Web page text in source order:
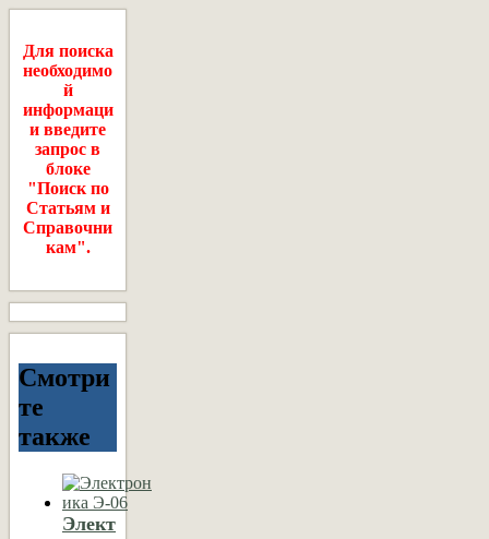
Для поиска
необходимо
й
информаци
и введите
запрос в
блоке
"Поиск по
Статьям и
Справочни
кам".
Смотри
те
также
Элект